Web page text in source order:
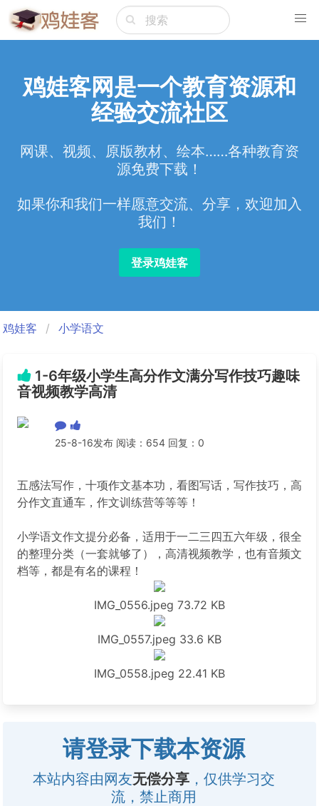
鸡娃客网是一个教育资源和
经验交流社区
网课、视频、原版教材、绘本……各种教育资
源免费下载！
如果你和我们一样愿意交流、分享，欢迎加入
我们！
登录鸡娃客
鸡娃客 小学语文
1-6年级小学生高分作文满分写作技巧趣味
音视频教学高清
25-8-16发布 阅读：654 回复：0
五感法写作，十项作文基本功，看图写话，写作技巧，高
分作文直通车，作文训练营等等等！
小学语文作文提分必备，适用于一二三四五六年级，很全
的整理分类（一套就够了），高清视频教学，也有音频文
档等，都是有名的课程！
IMG_0556.jpeg 73.72 KB
IMG_0557.jpeg 33.6 KB
IMG_0558.jpeg 22.41 KB
请登录下载本资源
本站内容由网友无偿分享 ，仅供学习交
流，禁止商用